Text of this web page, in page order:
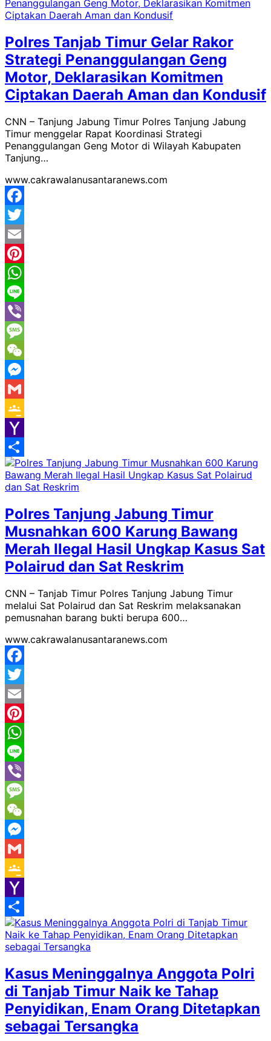
Polres Tanjab Timur Gelar Rakor
Strategi Penanggulangan Geng
Motor, Deklarasikan Komitmen
Ciptakan Daerah Aman dan Kondusif
CNN – Tanjung Jabung Timur Polres Tanjung Jabung
Timur menggelar Rapat Koordinasi Strategi
Penanggulangan Geng Motor di Wilayah Kabupaten
Tanjung…
www.cakrawalanusantaranews.com
Facebook
Twitter
Email
Pinterest
WhatsApp
Line
Viber
Message
WeChat
Messenger
Gmail
Google
Classroom
Yahoo
Mail
Share
Polres Tanjung Jabung Timur
Musnahkan 600 Karung Bawang
Merah Ilegal Hasil Ungkap Kasus Sat
Polairud dan Sat Reskrim
CNN – Tanjab Timur Polres Tanjung Jabung Timur
melalui Sat Polairud dan Sat Reskrim melaksanakan
pemusnahan barang bukti berupa 600…
www.cakrawalanusantaranews.com
Facebook
Twitter
Email
Pinterest
WhatsApp
Line
Viber
Message
WeChat
Messenger
Gmail
Google
Classroom
Yahoo
Mail
Share
Kasus Meninggalnya Anggota Polri
di Tanjab Timur Naik ke Tahap
Penyidikan, Enam Orang Ditetapkan
sebagai Tersangka